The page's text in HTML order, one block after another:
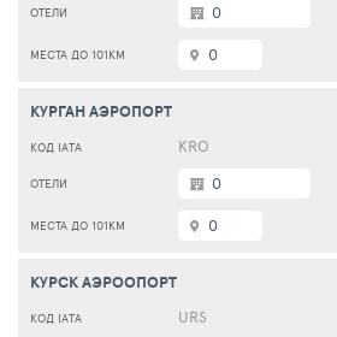
0
0
КУРГАН АЭРОПОРТ
KRO
0
0
КУРСК АЭРООПОРТ
URS